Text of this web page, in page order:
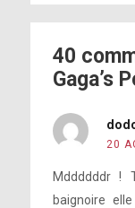
40
Gaga’s
20
Mddddddr !
baignoire